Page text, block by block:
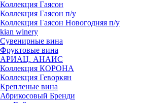
Коллекция Гаясон
Коллекция Гаясон п/у
Коллекция Гаясон Новогодняя п/у
winery
Сувенирные вина
Фруктовые вина
АРИАЦ. АНАИС
Коллекция КОРОНА
Коллекция Геворкян
Крепленые вина
Абрикосовый Бренди